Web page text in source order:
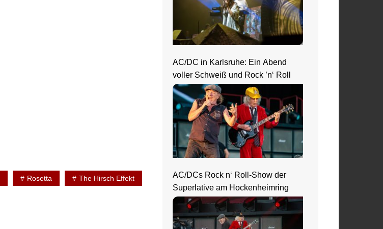
Rosetta The Hirsch Effekt
AC/DC in Karlsruhe: Ein Abend
voller Schweiß und Rock ’n‘ Roll
AC/DCs Rock n‘ Roll-Show der
Superlative am Hockenheimring